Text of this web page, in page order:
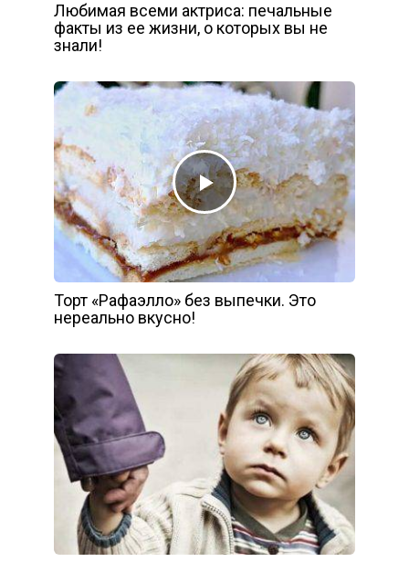
Любимая всеми актриса: печальные
факты из ее жизни, о которых вы не
знали!
Торт «Рафаэлло» без выпечки. Это
нереально вкусно!